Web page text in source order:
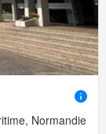
Normandie